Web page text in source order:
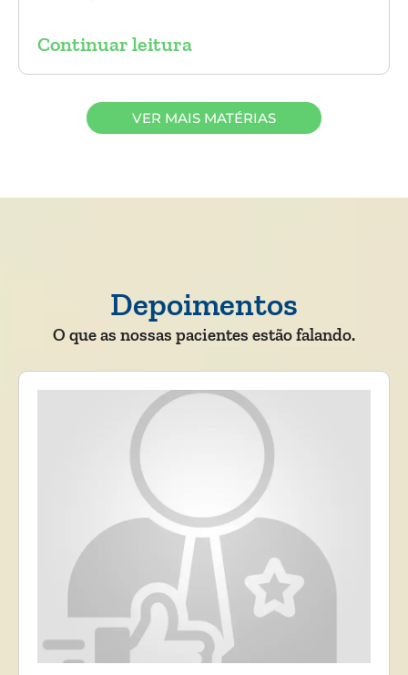
Continuar leitura
VER MAIS MATÉRIAS
Depoimentos
O que as nossas pacientes estão falando.